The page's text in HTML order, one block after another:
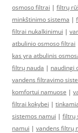
osmoso filtrai | filtrų
minkštinimo sistema |
filtrai nukalkinimui |
atbulinio osmoso filtrai
kas yra atbulinis
filtrų nauda | naudingi
vandens filtravimo
komfortui namuose |
filtrai kokybei |
sistemos namui | filtrų
namui | vandens filtrų